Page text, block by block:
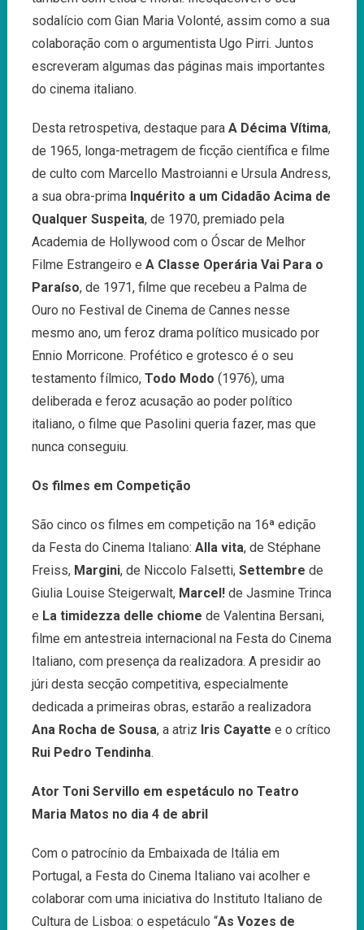
sodalício com Gian Maria Volonté, assim como a sua
colaboração com o argumentista Ugo Pirri. Juntos
escreveram algumas das páginas mais importantes
do cinema italiano.
Desta retrospetiva, destaque para A Décima Vítima,
de 1965, longa-metragem de ficção científica e filme
de culto com Marcello Mastroianni e Ursula Andress,
a sua obra-prima Inquérito a um Cidadão Acima de
Qualquer Suspeita, de 1970, premiado pela
Academia de Hollywood com o Óscar de Melhor
Filme Estrangeiro e A Classe Operária Vai Para o
Paraíso, de 1971, filme que recebeu a Palma de
Ouro no Festival de Cinema de Cannes nesse
mesmo ano, um feroz drama político musicado por
Ennio Morricone. Profético e grotesco é o seu
testamento fílmico, Todo Modo (1976), uma
deliberada e feroz acusação ao poder político
italiano, o filme que Pasolini queria fazer, mas que
nunca conseguiu.
Os filmes em Competição
São cinco os filmes em competição na 16ª edição
da Festa do Cinema Italiano: Alla vita, de Stéphane
Freiss, Margini, de Niccolo Falsetti, Settembre de
Giulia Louise Steigerwalt, Marcel!de Jasmine Trinca
e La timidezza delle chiome de Valentina Bersani,
filme em antestreia internacional na Festa do Cinema
Italiano, com presença da realizadora. A presidir ao
júri desta secção competitiva, especialmente
dedicada a primeiras obras, estarão a realizadora
Ana Rocha de Sousa, a atriz Iris Cayatte e o crítico
Rui Pedro Tendinha.
Ator Toni Servillo em espetáculo no Teatro
Maria Matos no dia 4 de abril
Com o patrocínio da Embaixada de Itália em
Portugal, a Festa do Cinema Italiano vai acolher e
colaborar com uma iniciativa do Instituto Italiano de
Cultura de Lisboa: o espetáculo “As Vozes de